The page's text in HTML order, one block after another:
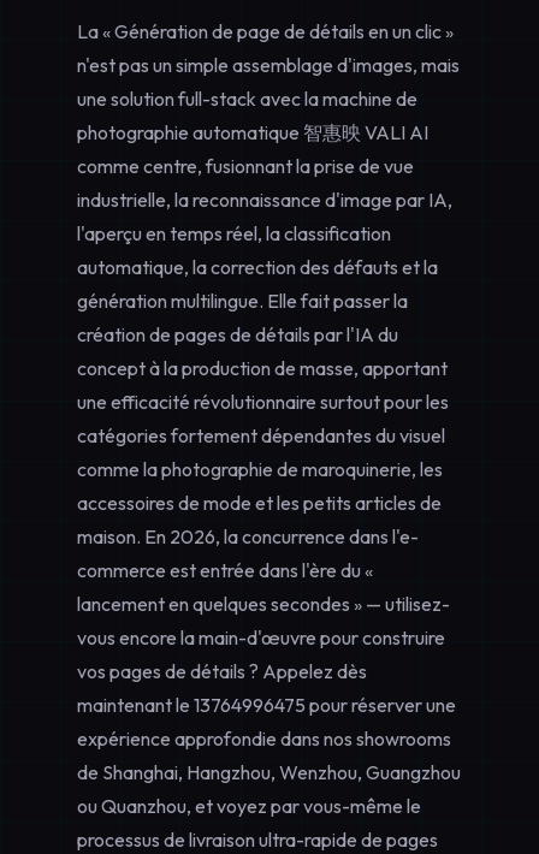
La « Génération de page de détails en un clic »
n'est pas un simple assemblage d'images, mais
une solution full-stack avec la machine de
photographie automatique 智惠映 VALI AI
comme centre, fusionnant la prise de vue
industrielle, la reconnaissance d'image par IA,
l'aperçu en temps réel, la classification
automatique, la correction des défauts et la
génération multilingue. Elle fait passer la
création de pages de détails par l'IA du
concept à la production de masse, apportant
une efficacité révolutionnaire surtout pour les
catégories fortement dépendantes du visuel
comme la photographie de maroquinerie, les
accessoires de mode et les petits articles de
maison. En 2026, la concurrence dans l'e-
commerce est entrée dans l'ère du «
lancement en quelques secondes » — utilisez-
vous encore la main-d'œuvre pour construire
vos pages de détails ? Appelez dès
maintenant le 13764996475 pour réserver une
expérience approfondie dans nos showrooms
de Shanghai, Hangzhou, Wenzhou, Guangzhou
ou Quanzhou, et voyez par vous-même le
processus de livraison ultra-rapide de pages